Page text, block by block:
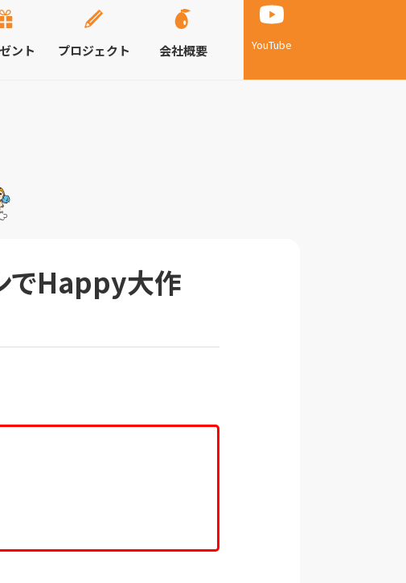
YouTube
ント プロジェクト 会社概要
でHappy大作